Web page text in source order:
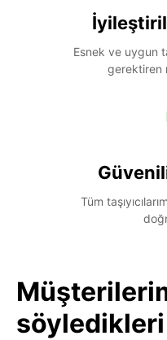
Esnek ve uygun
gerektiren
Tüm
söyledikleri